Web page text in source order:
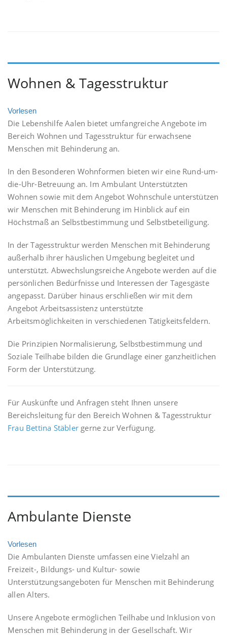
Wohnen & Tagesstruktur
Vorlesen
Die Lebenshilfe Aalen bietet umfangreiche Angebote im
Bereich Wohnen und Tagesstruktur für erwachsene
Menschen mit Behinderung an.
In den Besonderen Wohnformen bieten wir eine Rund-um-
die-Uhr-Betreuung an. Im Ambulant Unterstützten
Wohnen sowie mit dem Angebot Wohnschule unterstützen
wir Menschen mit Behinderung im Hinblick auf ein
Höchstmaß an Selbstbestimmung und Selbstbeteiligung.
In der Tagesstruktur werden Menschen mit Behinderung
außerhalb ihrer häuslichen Umgebung begleitet und
unterstützt. Abwechslungsreiche Angebote werden auf die
persönlichen Bedürfnisse und Interessen der Tagesgäste
angepasst. Darüber hinaus erschließen wir mit dem
Angebot Arbeitsassistenz unterstützte
Arbeitsmöglichkeiten in verschiedenen Tätigkeitsfeldern.
Die Prinzipien Normalisierung, Selbstbestimmung und
Soziale Teilhabe bilden die Grundlage einer ganzheitlichen
Form der Unterstützung.
Für Auskünfte und Anfragen steht Ihnen unsere
Bereichsleitung für den Bereich Wohnen & Tagesstruktur
Frau Bettina Stäbler gerne zur Verfügung.
Ambulante Dienste
Vorlesen
Die Ambulanten Dienste umfassen eine Vielzahl an
Freizeit-, Bildungs- und Kultur- sowie
Unterstützungsangeboten für Menschen mit Behinderung
allen Alters.
Unsere Angebote ermöglichen Teilhabe und Inklusion von
Menschen mit Behinderung in der Gesellschaft. Wir